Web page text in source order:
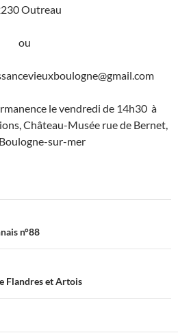
Outreau
ou
le vendredi de 14h30 à
Château-Musée rue de Bernet,
sur-mer
n°88
Flandres et Artois